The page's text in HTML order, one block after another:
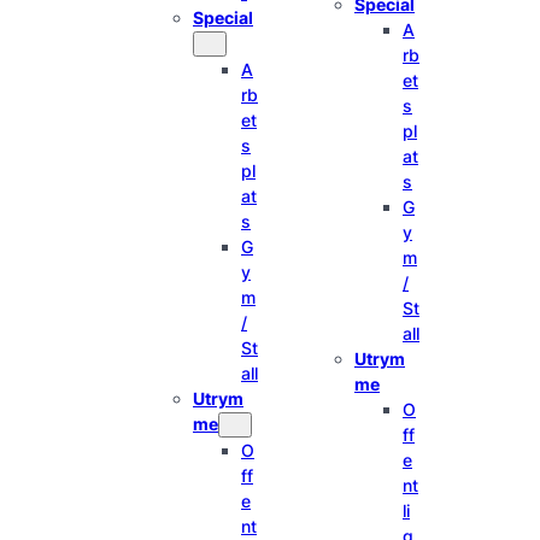
Special
A
rb
et
s
pl
at
s
G
y
m
/
St
all
Utrym
me
O
ff
e
nt
Special
A
rb
et
s
pl
at
s
G
y
m
/
St
all
Utrym
me
O
ff
e
nt
li
g